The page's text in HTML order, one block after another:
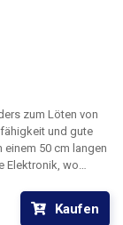
zum Löten von
und gute
50 cm langen
Elektronik, wo
Kaufen